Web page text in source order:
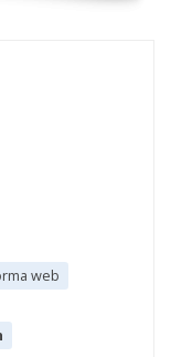
web